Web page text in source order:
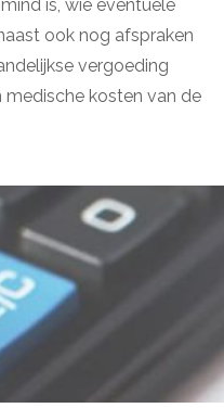
is, wie eventuele
ook nog afspraken
vergoeding
kosten van de